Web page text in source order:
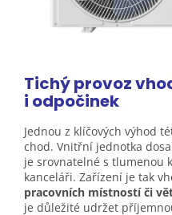
Tichý provoz
i odpočinek
Jednou z klíčových výhod
chod. Vnitřní jednotka
je srovnatelné s tlumenou
kanceláři. Zařízení je tak
pracovních místností či
je důležité udržet